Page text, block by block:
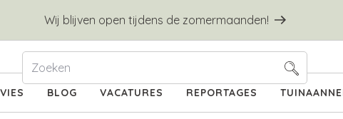
Wij blijven open tijdens de zomermaanden!
BLOG VACATURES REPORTAGES